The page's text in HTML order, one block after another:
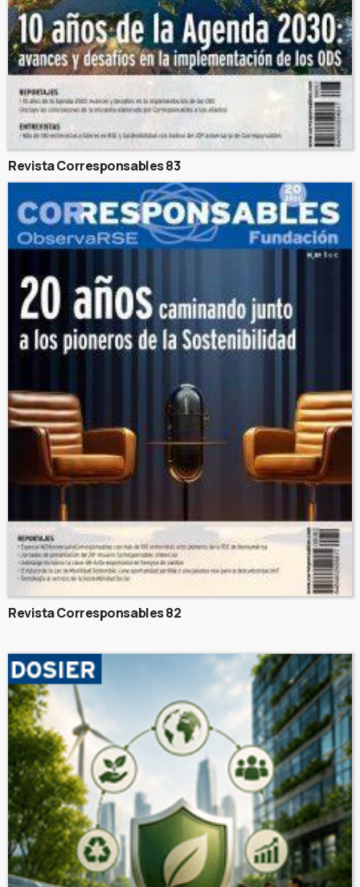
Revista Corresponsables 83
Revista Corresponsables 82